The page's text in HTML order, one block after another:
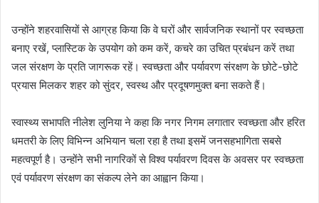
उन्होंने शहरवासियों से आग्रह किया कि वे घरों और सार्वजनिक स्थानों पर स्वच्छता
बनाए रखें, प्लास्टिक के उपयोग को कम करें, कचरे का उचित प्रबंधन करें तथा
जल संरक्षण के प्रति जागरूक रहें। स्वच्छता और पर्यावरण संरक्षण के छोटे-छोटे
प्रयास मिलकर शहर को सुंदर, स्वस्थ और प्रदूषणमुक्त बना सकते हैं।
स्वास्थ्य सभापति नीलेश लुनिया ने कहा कि नगर निगम लगातार स्वच्छता और हरित
धमतरी के लिए विभिन्न अभियान चला रहा है तथा इसमें जनसहभागिता सबसे
महत्वपूर्ण है। उन्होंने सभी नागरिकों से विश्व पर्यावरण दिवस के अवसर पर स्वच्छता
एवं पर्यावरण संरक्षण का संकल्प लेने का आह्वान किया।